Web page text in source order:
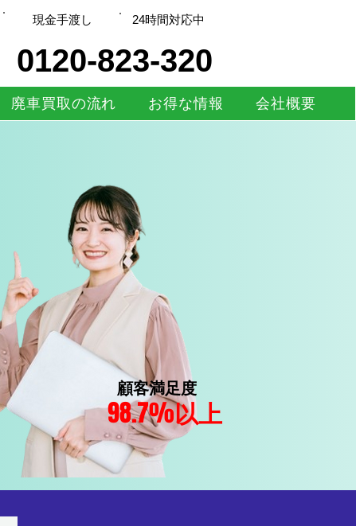
現金手渡し ​24時間対応中
0120-823-320
廃車買取の流れ お得な情報 会社概要
顧客満足度
98.7%以上